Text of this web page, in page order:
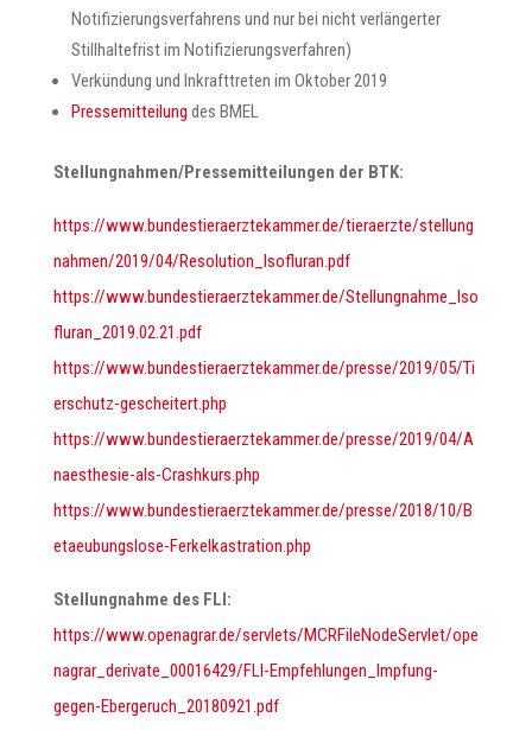
Notifizierungsverfahrens und nur bei nicht verlängerter
Stillhaltefrist im Notifizierungsverfahren)
Verkündung und Inkrafttreten im Oktober 2019
Pressemitteilung des BMEL
Stellungnahmen/Pressemitteilungen der BTK:
https://www.bundestieraerztekammer.de/tieraerzte/stellung
nahmen/2019/04/Resolution_Isofluran.pdf
https://www.bundestieraerztekammer.de/Stellungnahme_Iso
fluran_2019.02.21.pdf
https://www.bundestieraerztekammer.de/presse/2019/05/Ti
erschutz-gescheitert.php
https://www.bundestieraerztekammer.de/presse/2019/04/A
naesthesie-als-Crashkurs.php
https://www.bundestieraerztekammer.de/presse/2018/10/B
etaeubungslose-Ferkelkastration.php
Stellungnahme des FLI:
https://www.openagrar.de/servlets/MCRFileNodeServlet/ope
nagrar_derivate_00016429/FLI-Empfehlungen_Impfung-
gegen-Ebergeruch_20180921.pdf